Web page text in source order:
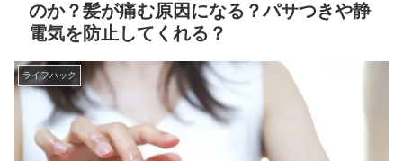
のか？髪が痛む原因になる？パサつきや静
電気を防止してくれる？
ライフハック